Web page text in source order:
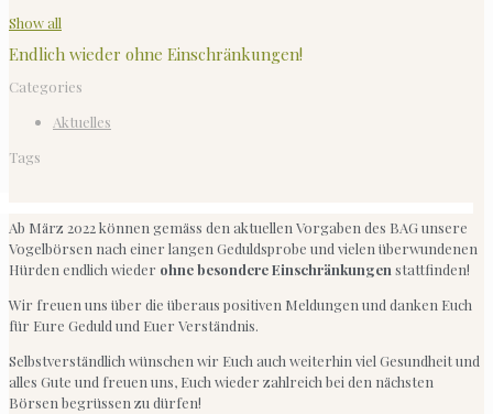
Show all
Endlich wieder ohne Einschränkungen!
Categories
Aktuelles
Tags
Ab März 2022 können gemäss den aktuellen Vorgaben des BAG unsere
Vogelbörsen nach einer langen Geduldsprobe und vielen überwundenen
Hürden endlich wieder ohne besondere Einschränkungen stattfinden!
Wir freuen uns über die überaus positiven Meldungen und danken Euch
für Eure Geduld und Euer Verständnis.
Selbstverständlich wünschen wir Euch auch weiterhin viel Gesundheit und
alles Gute und freuen uns, Euch wieder zahlreich bei den nächsten
Börsen begrüssen zu dürfen!